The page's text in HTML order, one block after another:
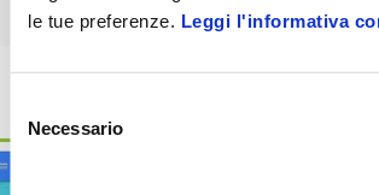
le tue preferenze. Leggi l'informativa
delNecessario